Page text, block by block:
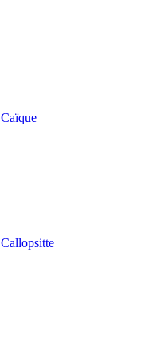
Caïque
Callopsitte